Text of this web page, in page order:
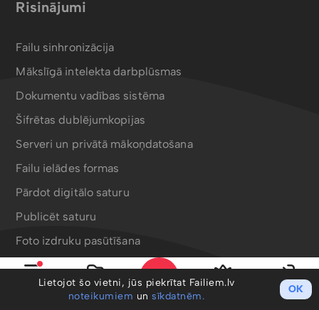
Mani faili Ieiet
Risinājumi
Failu sinhronizācija
Mākslīgā intelekta darbplūsmas
Dokumentu vadības sistēma
Šifrētas dublējumkopijas
Serveri un privātā mākoņdatošana
Failu ielādes formas
Pārdot digitālo saturu
Publicēt saturu
Foto izdruku pasūtīšana
Bergafoto drukas produkti
Lietojot šo vietni, jūs piekrītat Failiem.lv
noteikumiem unsīkdatnēm.
OK